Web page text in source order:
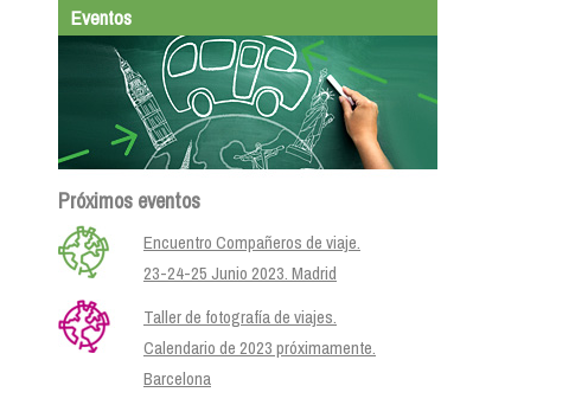
Eventos
Próximos eventos
Encuentro Compañeros de viaje.
23-24-25 Junio 2023. Madrid
Taller de fotografía de viajes.
Calendario de 2023 próximamente.
Barcelona